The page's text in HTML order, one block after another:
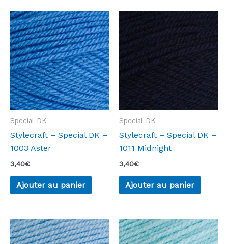
Special DK
Stylecraft – Special DK –
1003 Aster
3,40€
Ajouter au panier
Special DK
Stylecraft – Special DK –
1011 Midnight
3,40€
Ajouter au panier